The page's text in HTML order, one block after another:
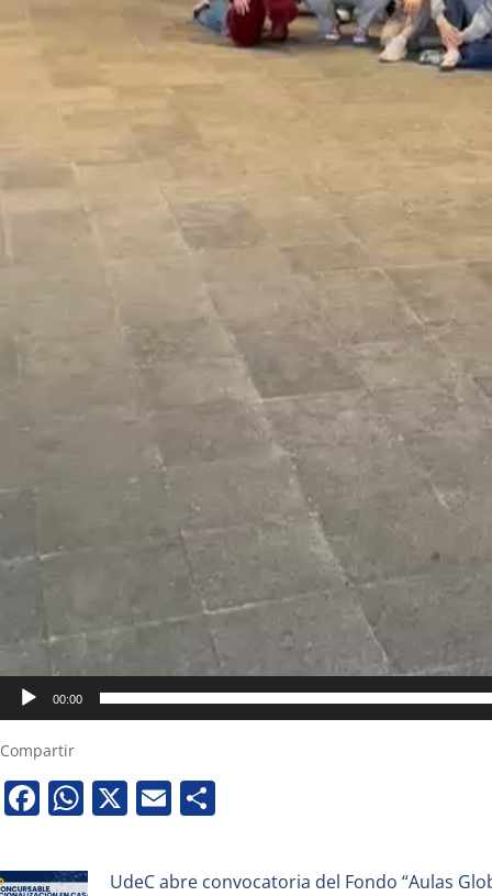
00:00
Compartir
Facebook
WhatsApp
X Email
UdeC abre convocatoria del Fondo “Aulas